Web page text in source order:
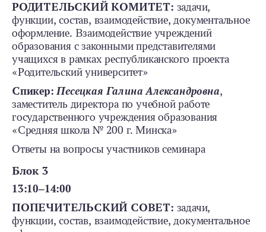
РОДИТЕЛЬСКИЙ КОМИТЕТ: задачи,
функции, состав, взаимодействие, документальное
оформление. Взаимодействие учреждений
образования с законными представителями
учащихся в рамках республиканского проекта
«Родительский университет»
Спикер: Песецкая Галина Александровна,
заместитель директора по учебной работе
государственного учреждения образования
«Средняя школа № 200 г. Минска»
Ответы на вопросы участников семинара
Блок 3
13:10‒14:00
ПОПЕЧИТЕЛЬСКИЙ СОВЕТ: задачи,
функции, состав, взаимодействие, документальное